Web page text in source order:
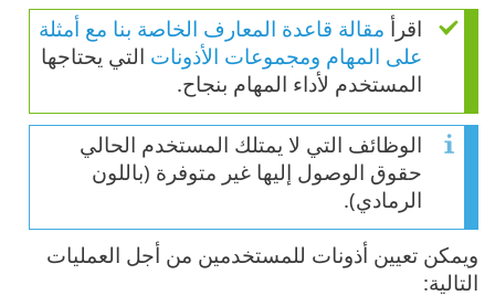
اقرأ مقالة قاعدة المعارف الخاصة بنا مع أمثلة
على المهام ومجموعات الأذونات التي يحتاجها
المستخدم لأداء المهام بنجاح.
الوظائف التي لا يمتلك المستخدم الحالي
حقوق الوصول إليها غير متوفرة (باللون
الرمادي).
ويمكن تعيين أذونات للمستخدمين من أجل العمليات
التالية: